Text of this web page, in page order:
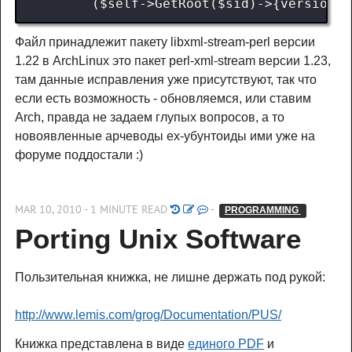
Файл принадлежит пакету libxml-stream-perl версии
1.22 в ArchLinux это пакет perl-xml-stream версии 1.23,
там данные исправления уже присутствуют, так что
если есть возможность - обновляемся, или ставим
Arch, правда не задаем глупых вопросов, а то
новоявленные арчеводы ex-убунтоиды ими уже на
форуме поддостали :)
MAR 10, 2010 - 1 MINUTE READ - PROGRAMMING
Porting Unix Software
Пользительная книжка, не лишне держать под рукой:
http://www.lemis.com/grog/Documentation/PUS/
Книжка представлена в виде единого PDF и